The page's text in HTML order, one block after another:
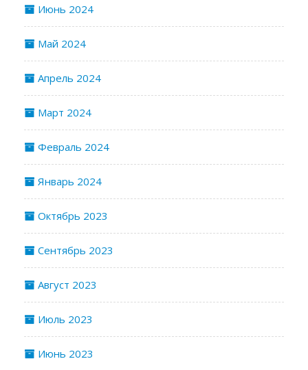
Июнь 2024
Май 2024
Апрель 2024
Март 2024
Февраль 2024
Январь 2024
Октябрь 2023
Сентябрь 2023
Август 2023
Июль 2023
Июнь 2023